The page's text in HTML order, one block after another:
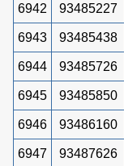
6942 93485227
6943 93485438
6944 93485726
6945 93485850
6946 93486160
6947 93487626